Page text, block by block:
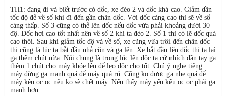
TH1: đang đi và biết trước có dốc, xe đèo 2 và dốc khá cao. Giảm dần
tốc độ để về số khi đi đến gần chân dốc. Với dốc càng cao thì sẽ về số
càng thấp. Số 3 cũng có thể lên dốc nếu dốc vừa phải khoảng dưới 30
độ. Dốc hơi cao tốt nhất nên về số 2 khi ta đèo 2. Số 1 thì có lẽ dốc quá
cao thôi. Sau khi giảm tốc độ và về số, xe cũng vừa trôi đến chân dốc
thì cũng là lúc ta bắt đầu nhả côn và ga lên. Xe bắt đầu lên dốc thì ta lại
ga thêm chút nữa. Nói chung là trong lúc lên dốc ta cứ nhích dần tay ga
thêm 1 chút cho máy khỏe lên để leo dốc cho tốt. Chú ý nghe tiếng
máy đừng ga mạnh quá để máy quá rú. Cũng ko được ga nhẹ quá để
máy kêu ọc ọc nếu ko sẽ chết máy. Nếu thấy máy yếu kêu ọc ọc phải ga
mạnh hơn